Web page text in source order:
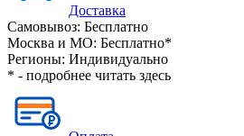
Доставка
Самовывоз: Бесплатно
Москва и МО: Бесплатно*
Регионы: Индивидуально
* - подробнее читать здесь